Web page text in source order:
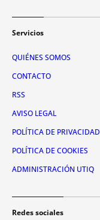
Servicios
QUIÉNES SOMOS
CONTACTO
RSS
AVISO LEGAL
POLÍTICA DE PRIVACIDAD
POLÍTICA DE COOKIES
ADMINISTRACIÓN UTIQ
Redes sociales